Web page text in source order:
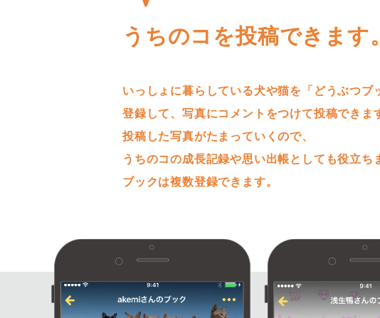
うちのコを投稿できます。
いっしょに暮らしている犬や猫を「どうぶつブ
登録して、写真にコメントをつけて投稿できま
投稿した写真がたまっていくので、
うちのコの成長記録や思い出帳としても役立ち
ブックは複数登録できます。